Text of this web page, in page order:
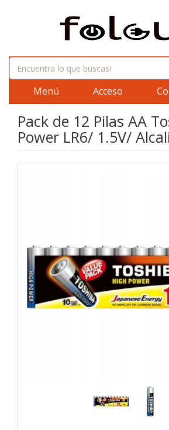
Menú Acceso
Pack de 12 Pilas AA
Power LR6/ 1.5V/